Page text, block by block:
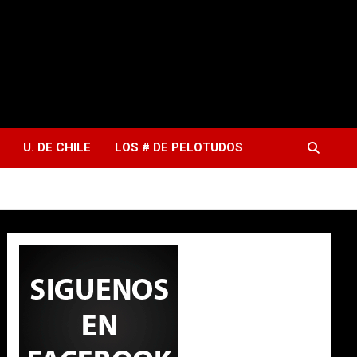
U. DE CHILE LOS # DE PELOTUDOS